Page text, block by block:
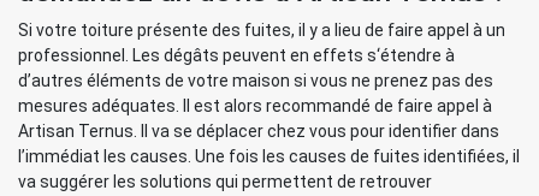
Si votre toiture présente des fuites, il y a lieu de faire appel à un
professionnel. Les dégâts peuvent en effets s‘étendre à
d’autres éléments de votre maison si vous ne prenez pas des
mesures adéquates. Il est alors recommandé de faire appel à
Artisan Ternus. Il va se déplacer chez vous pour identifier dans
l’immédiat les causes. Une fois les causes de fuites identifiées, il
va suggérer les solutions qui permettent de retrouver